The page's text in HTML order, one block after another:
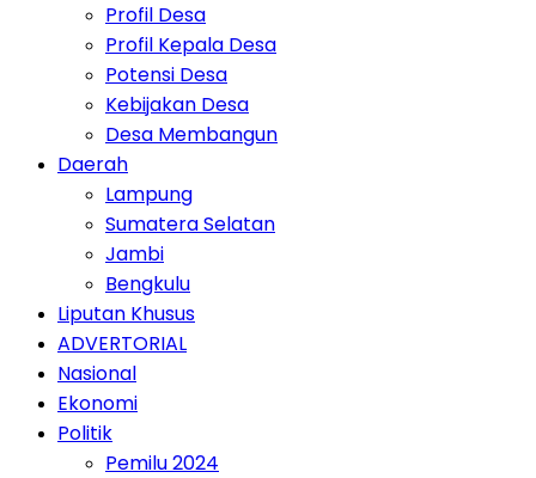
Profil Desa
Profil Kepala Desa
Potensi Desa
Kebijakan Desa
Desa Membangun
Daerah
Lampung
Sumatera Selatan
Jambi
Bengkulu
Liputan Khusus
ADVERTORIAL
Nasional
Ekonomi
Politik
Pemilu 2024